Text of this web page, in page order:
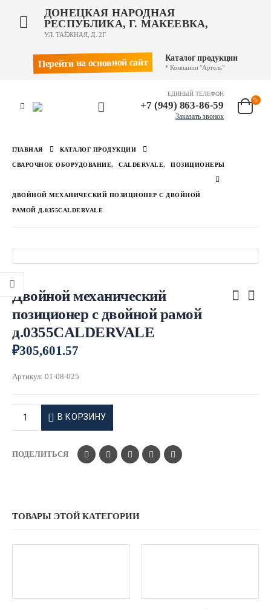
ДОНЕЦКАЯ НАРОДНАЯ
РЕСПУБЛИКА, Г. МАКЕЕВКА,
УЛ. ТАЁЖНАЯ, Д. 2Г
Перейти на основной сайт Каталог продукции
* Компании "Артель"
ЕДИНЫЙ ТЕЛЕФОН
+7 (949) 863-86-59
Заказать звонок
ГЛАВНАЯ КАТАЛОГ ПРОДУКЦИИ
СВАРОЧНОЕ ОБОРУДОВАНИЕ, CALDERVALE, ПОЗИЦИОНЕРЫ
ДВОЙНОЙ МЕХАНИЧЕСКИЙ ПОЗИЦИОНЕР С ДВОЙНОЙ
РАМОЙ Д.0355CALDERVALE
Двойной механический
позиционер с двойной рамой
д.0355CALDERVALE
₽305,601.57
Артикул: 01-08-025
В КОРЗИНУ
ПОДЕЛИТЬСЯ
ТОВАРЫ ЭТОЙ КАТЕГОРИИ